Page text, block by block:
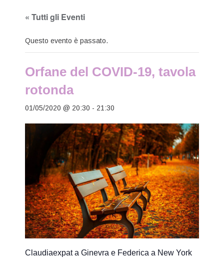
« Tutti gli Eventi
Questo evento è passato.
Orfane del COVID-19, tavola
rotonda
01/05/2020 @ 20:30 - 21:30
Claudiaexpat a Ginevra e Federica a New York